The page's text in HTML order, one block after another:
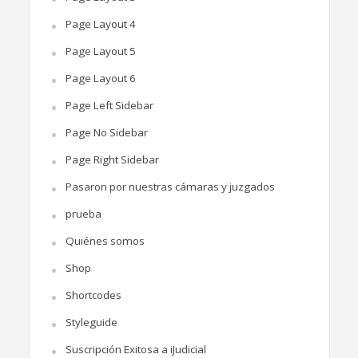
Page Layout 4
Page Layout 5
Page Layout 6
Page Left Sidebar
Page No Sidebar
Page Right Sidebar
Pasaron por nuestras cámaras y juzgados
prueba
Quiénes somos
Shop
Shortcodes
Styleguide
Suscripción Exitosa a iJudicial